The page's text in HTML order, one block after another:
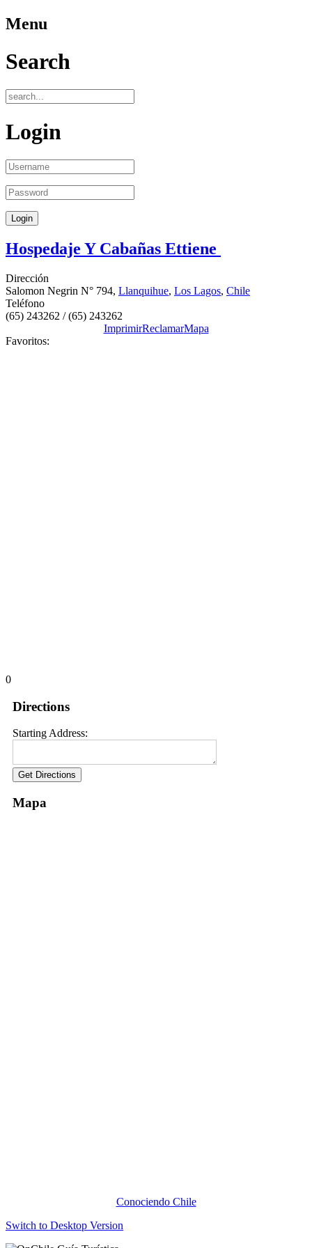
Menu
Search
Login
Hospedaje Y Cabañas Ettiene
Dirección
Salomon Negrin N° 794, Llanquihue, Los Lagos, Chile
Teléfono
(65) 243262 / (65) 243262
ImprimirReclamarMapa
Favoritos:
0
Directions
Starting Address:
Mapa
Conociendo Chile
Switch to Desktop Version